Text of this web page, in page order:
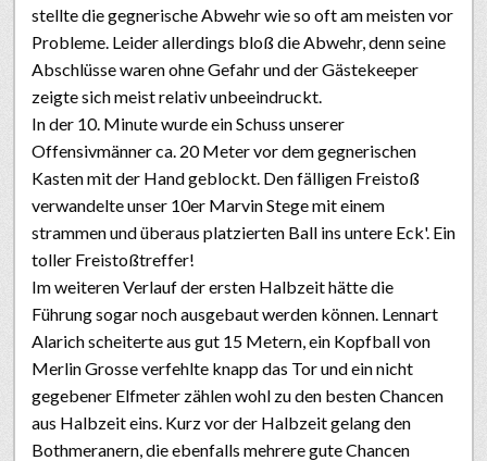
stellte die gegnerische Abwehr wie so oft am meisten vor
Probleme. Leider allerdings bloß die Abwehr, denn seine
Abschlüsse waren ohne Gefahr und der Gästekeeper
zeigte sich meist relativ unbeeindruckt.
In der 10. Minute wurde ein Schuss unserer
Offensivmänner ca. 20 Meter vor dem gegnerischen
Kasten mit der Hand geblockt. Den fälligen Freistoß
verwandelte unser 10er Marvin Stege mit einem
strammen und überaus platzierten Ball ins untere Eck'. Ein
toller Freistoßtreffer!
Im weiteren Verlauf der ersten Halbzeit hätte die
Führung sogar noch ausgebaut werden können. Lennart
Alarich scheiterte aus gut 15 Metern, ein Kopfball von
Merlin Grosse verfehlte knapp das Tor und ein nicht
gegebener Elfmeter zählen wohl zu den besten Chancen
aus Halbzeit eins. Kurz vor der Halbzeit gelang den
Bothmeranern, die ebenfalls mehrere gute Chancen